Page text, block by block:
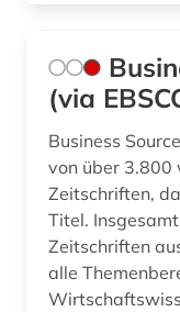
israel (1)
knie (1)
(via
Business Source
von über 3.800
Zeitschriften,
Titel.
Zeitschriften
alle